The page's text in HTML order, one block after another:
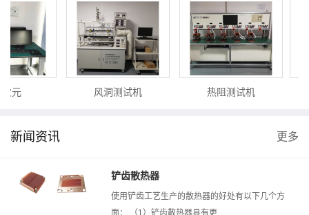
元 风洞测试机 热阻测试机
新闻资讯 更多
铲齿散热器
使用铲齿工艺生产的散热器的好处有以下几个方
面： （1）铲齿散热器具有更...